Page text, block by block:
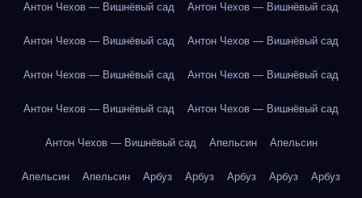
Антон Чехов — Вишнёвый сад Антон Чехов — Вишнёвый сад
Антон Чехов — Вишнёвый сад Антон Чехов — Вишнёвый сад
Антон Чехов — Вишнёвый сад Антон Чехов — Вишнёвый сад
Антон Чехов — Вишнёвый сад Антон Чехов — Вишнёвый сад
Антон Чехов — Вишнёвый сад Апельсин Апельсин
Апельсин Апельсин Арбуз Арбуз Арбуз Арбуз Арбуз